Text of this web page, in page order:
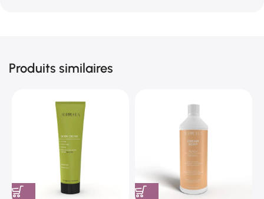
Produits similaires